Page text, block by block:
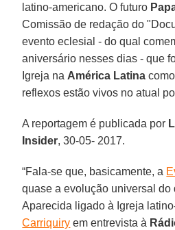
latino-americano. O futuro
Comissão de redação do
evento eclesial - do qual
aniversário nesses dias - que
Igreja na América Latina
reflexos estão vivos no atual
A reportagem é publicada por
Insider, 30-05- 2017.
“Fala-se que, basicamente, a
quase a evolução universal do
Aparecida ligado à Igreja
Carriquiry em entrevista à